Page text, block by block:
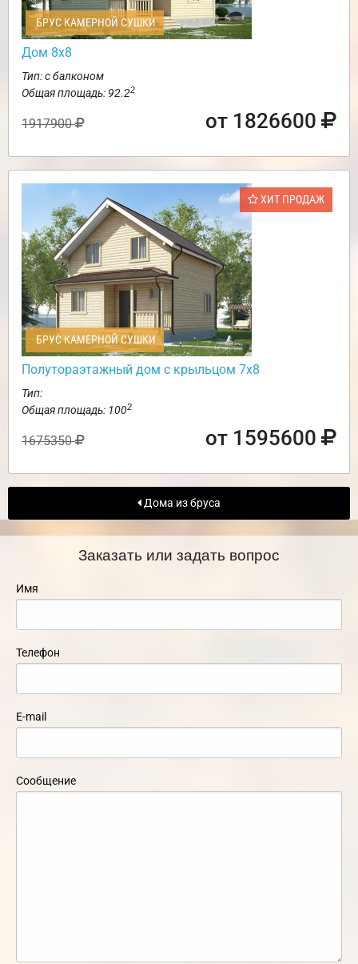
БРУС КАМЕРНОЙ СУШКИ
Дом 8х8
Тип: с балконом
Общая площадь: 92.22
1917900 от 1826600
ХИТ ПРОДАЖ
БРУС КАМЕРНОЙ СУШКИ
Полутораэтажный дом с крыльцом 7х8
Тип:
Общая площадь: 1002
1675350 от 1595600
Дома из бруса
Заказать или задать вопрос
Имя
Телефон
E-mail
Сообщение